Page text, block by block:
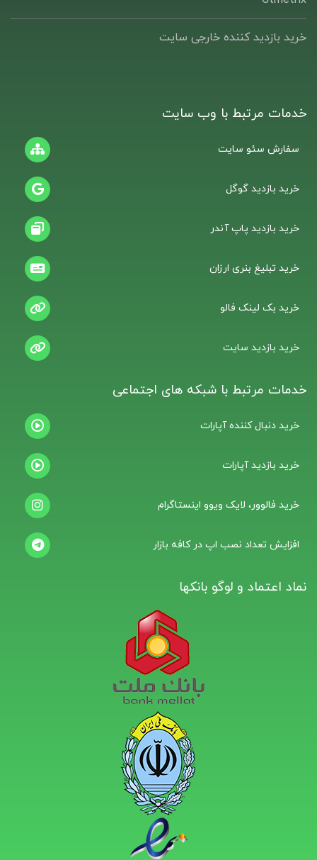
خرید بازدید کننده خارجی سایت
خدمات مرتبط با وب سایت
سفارش سئو سایت
خرید بازدید گوگل
خرید بازدید پاپ آندر
خرید تبلیغ بنری ارزان
خرید بک لینک فالو
خرید بازدید سایت
خدمات مرتبط با شبکه های اجتماعی
خرید دنبال کننده آپارات
خرید بازدید آپارات
خرید فالوور، لایک ویوو اینستاگرام
افزایش تعداد نصب اپ در کافه بازار
نماد اعتماد و لوگو بانکها